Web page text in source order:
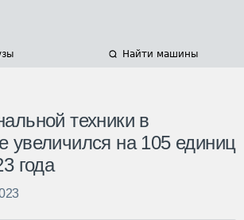
Найти машины
техники в
увеличился на 105 единиц
года